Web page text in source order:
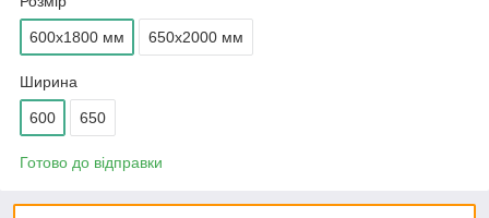
600х1800 мм 650х2000 мм
Ширина
600 650
Готово до відправки